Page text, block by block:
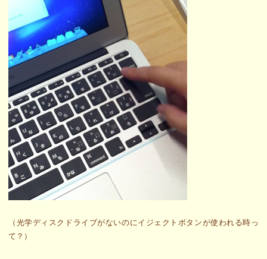
（光学ディスクドライブがないのにイジェクトボタンが使われる時っ
て？）